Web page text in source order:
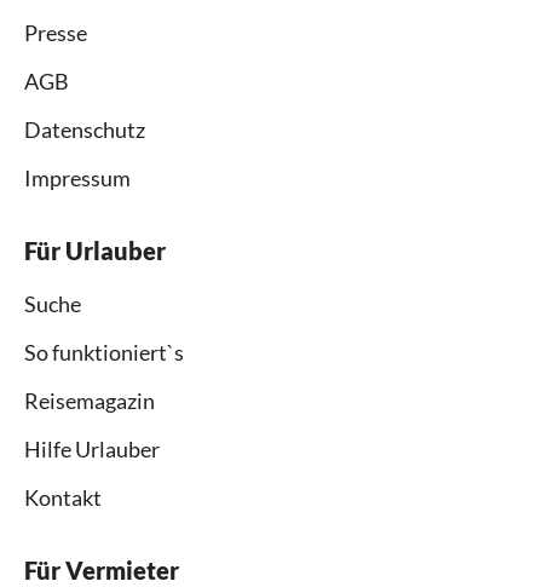
Presse
AGB
Datenschutz
Impressum
Für Urlauber
Suche
So funktioniert`s
Reisemagazin
Hilfe Urlauber
Kontakt
Für Vermieter